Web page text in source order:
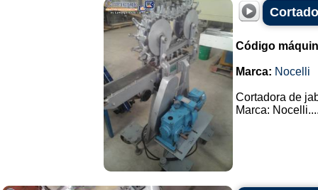
Código
Marca: Nocelli
Cortadora de
Marca: